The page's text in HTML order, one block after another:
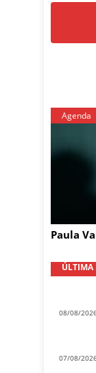
Agenda
Paula
ÚLTIMA
08/08/
07/08/